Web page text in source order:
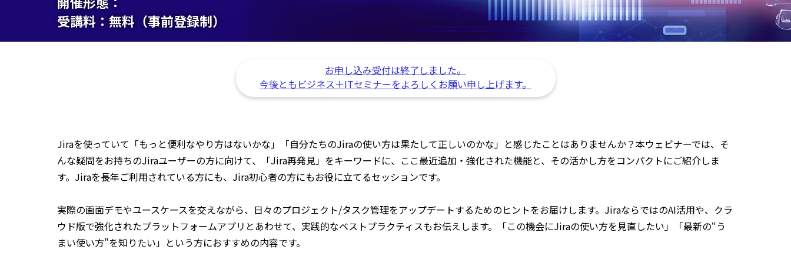
受講料： 無料（事前登録制）
お申し込み受付は終了しました。
今後ともビジネス＋ITセミナーをよろしくお願い申し上げます。
Jiraを使っていて「もっと便利なやり方はないかな」「自分たちのJiraの使い方は果たして正しいのかな」と感じたことはありませんか？本ウェビナーでは、そ
んな疑問をお持ちのJiraユーザーの方に向けて、「Jira再発見」をキーワードに、ここ最近追加・強化された機能と、その活かし方をコンパクトにご紹介しま
す。Jiraを長年ご利用されている方にも、Jira初心者の方にもお役に立てるセッションです。
実際の画面デモやユースケースを交えながら、日々のプロジェクト/タスク管理をアップデートするためのヒントをお届けします。JiraならではのAI活用や、クラ
ウド版で強化されたプラットフォームアプリとあわせて、実践的なベストプラクティスもお伝えします。「この機会にJiraの使い方を見直したい」「最新の“う
まい使い方”を知りたい」という方におすすめの内容です。